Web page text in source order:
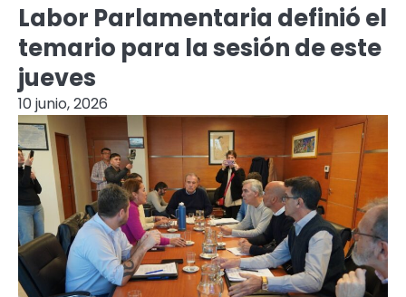
Labor Parlamentaria definió el
temario para la sesión de este
jueves
10 junio, 2026